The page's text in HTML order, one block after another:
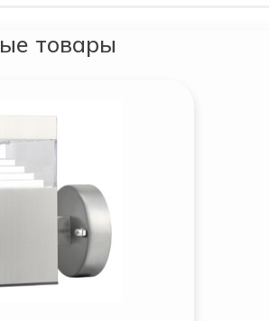
товары